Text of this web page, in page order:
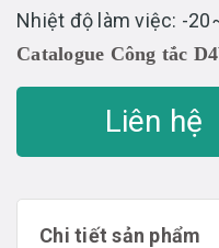
Nhiệt độ làm việc: -
Catalogue Công tắc
Liên hệ
Chi tiết sản phẩm